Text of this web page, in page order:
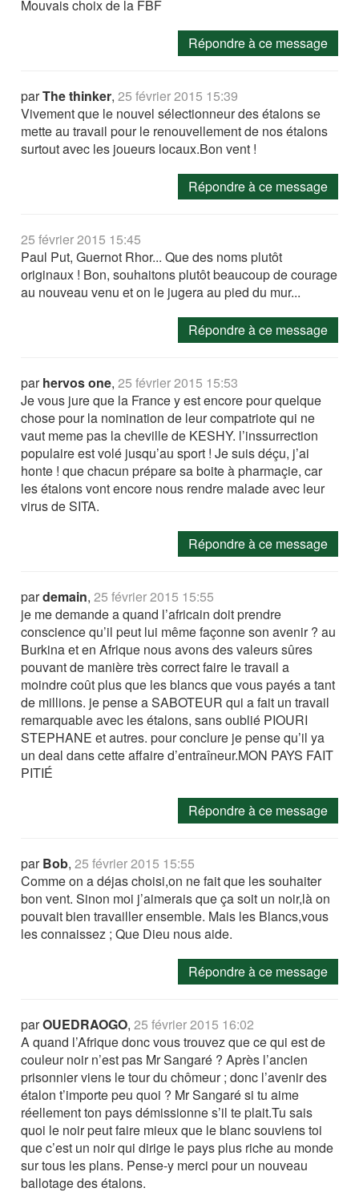
Mouvais choix de la FBF
Répondre à ce message
parThe thinker,25 février 2015 15:39
Vivement que le nouvel sélectionneur des étalons se
mette au travail pour le renouvellement de nos étalons
surtout avec les joueurs locaux.Bon vent !
Répondre à ce message
25 février 2015 15:45
Paul Put, Guernot Rhor... Que des noms plutôt
originaux ! Bon, souhaitons plutôt beaucoup de courage
au nouveau venu et on le jugera au pied du mur...
Répondre à ce message
parhervos one,25 février 2015 15:53
Je vous jure que la France y est encore pour quelque
chose pour la nomination de leur compatriote qui ne
vaut meme pas la cheville de KESHY. l’inssurrection
populaire est volé jusqu’au sport ! Je suis déçu, j’ai
honte ! que chacun prépare sa boite à pharmaçie, car
les étalons vont encore nous rendre malade avec leur
virus de SITA.
Répondre à ce message
pardemain,25 février 2015 15:55
je me demande a quand l’africain doit prendre
conscience qu’il peut lui même façonne son avenir ? au
Burkina et en Afrique nous avons des valeurs sûres
pouvant de manière très correct faire le travail a
moindre coût plus que les blancs que vous payés a tant
de millions. je pense a SABOTEUR qui a fait un travail
remarquable avec les étalons, sans oublié PIOURI
STEPHANE et autres. pour conclure je pense qu’il ya
un deal dans cette affaire d’entraîneur.MON PAYS FAIT
PITIÉ
Répondre à ce message
parBob,25 février 2015 15:55
Comme on a déjas choisi,on ne fait que les souhaiter
bon vent. Sinon moi j’aimerais que ça soit un noir,là on
pouvait bien travailler ensemble. Mais les Blancs,vous
les connaissez ; Que Dieu nous aide.
Répondre à ce message
parOUEDRAOGO,25 février 2015 16:02
A quand l’Afrique donc vous trouvez que ce qui est de
couleur noir n’est pas Mr Sangaré ? Après l’ancien
prisonnier viens le tour du chômeur ; donc l’avenir des
étalon t’importe peu quoi ? Mr Sangaré si tu aime
réellement ton pays démissionne s’il te plait.Tu sais
quoi le noir peut faire mieux que le blanc souviens toi
que c’est un noir qui dirige le pays plus riche au monde
sur tous les plans. Pense-y merci pour un nouveau
ballotage des étalons.